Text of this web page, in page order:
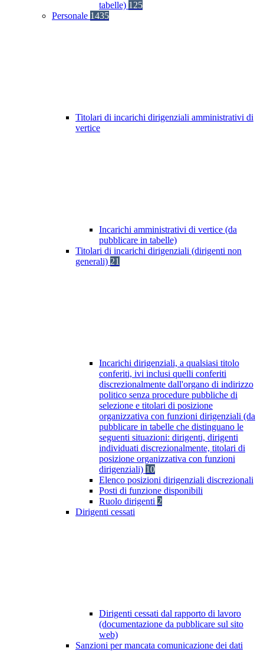
tabelle) 125
Personale 1435
Titolari di incarichi dirigenziali amministrativi di
vertice
Incarichi amministrativi di vertice (da
pubblicare in tabelle)
Titolari di incarichi dirigenziali (dirigenti non
generali) 21
Incarichi dirigenziali, a qualsiasi titolo
conferiti, ivi inclusi quelli conferiti
discrezionalmente dall'organo di indirizzo
politico senza procedure pubbliche di
selezione e titolari di posizione
organizzativa con funzioni dirigenziali (da
pubblicare in tabelle che distinguano le
seguenti situazioni: dirigenti, dirigenti
individuati discrezionalmente, titolari di
posizione organizzativa con funzioni
dirigenziali) 10
Elenco posizioni dirigenziali discrezionali
Posti di funzione disponibili
Ruolo dirigenti 2
Dirigenti cessati
Dirigenti cessati dal rapporto di lavoro
(documentazione da pubblicare sul sito
web)
Sanzioni per mancata comunicazione dei dati